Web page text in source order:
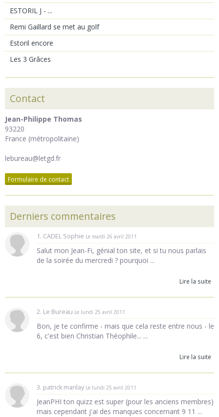
ESTORIL J - ...
Remi Gaillard se met au golf
Estoril encore
Les 3 Grâces
Contact
Jean-Philippe Thomas
93220
France (métropolitaine)
lebureau@letgd.fr
Formulaire de contact
Derniers commentaires
1. CADEL Sophie Le mardi 26 avril 2011
Salut mon Jean-Fi, génial ton site, et si tu nous parlais
de la soirée du mercredi ? pourquoi ...
Lire la suite
2. Le Bureau Le lundi 25 avril 2011
Bon, je te confirme - mais que cela reste entre nous - le
6, c'est bien Christian Théophile... ...
Lire la suite
3. patrick manlay Le lundi 25 avril 2011
JeanPHI ton quizz est super (pour les anciens membres)
mais cependant j'ai des manques concernant 9 11 ...